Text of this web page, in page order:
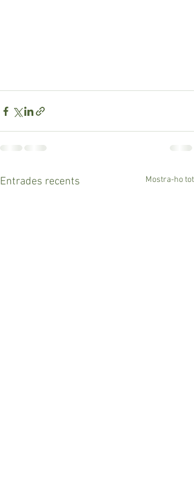
Entrades recents Mostra-ho tot